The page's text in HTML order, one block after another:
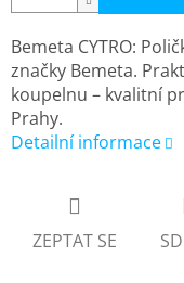
Bemeta CYTRO:
značky Bemeta.
koupelnu – kvalitní
Prahy.
Detailní informace
ZEPTAT SE